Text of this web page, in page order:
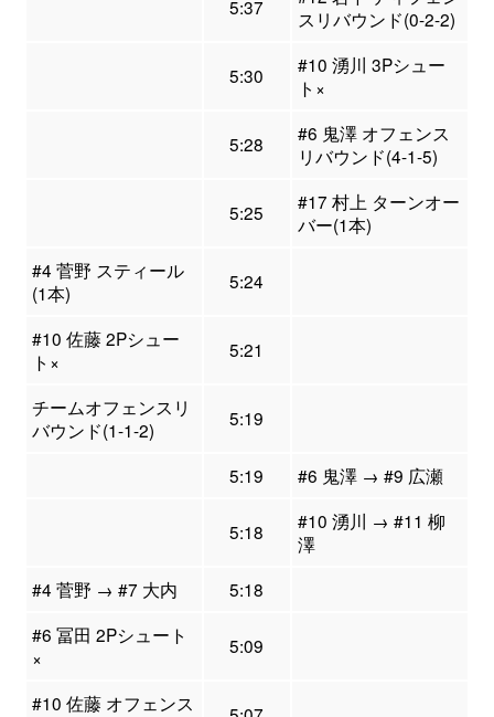
5:37
スリバウンド(0-2-2)
5:30
#10 湧川 3Pシュー
ト×
5:28
#6 鬼澤 オフェンス
リバウンド(4-1-5)
5:25
#17 村上 ターンオー
バー(1本)
#4 菅野 スティール
(1本)
5:24
#10 佐藤 2Pシュー
ト×
5:21
チームオフェンスリ
バウンド(1-1-2)
5:19
5:19 #6 鬼澤 → #9 広瀬
5:18
#10 湧川 → #11 柳
澤
#4 菅野 → #7 大内
5:18
#6 冨田 2Pシュート
×
5:09
#10 佐藤 オフェンス